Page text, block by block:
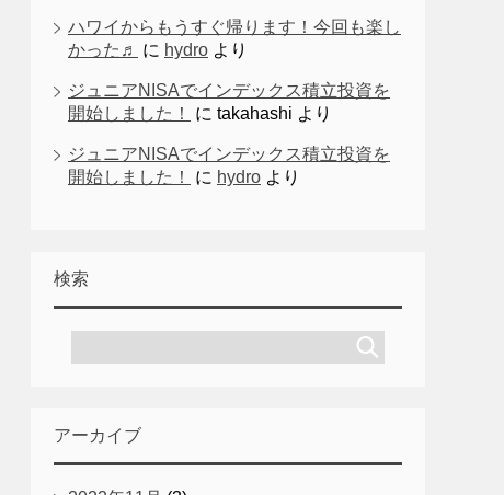
ハワイからもうすぐ帰ります！今回も楽し
かった♬
に hydro より
ジュニアNISAでインデックス積立投資を
開始しました！
に takahashi より
ジュニアNISAでインデックス積立投資を
開始しました！
に hydro より
検索
アーカイブ